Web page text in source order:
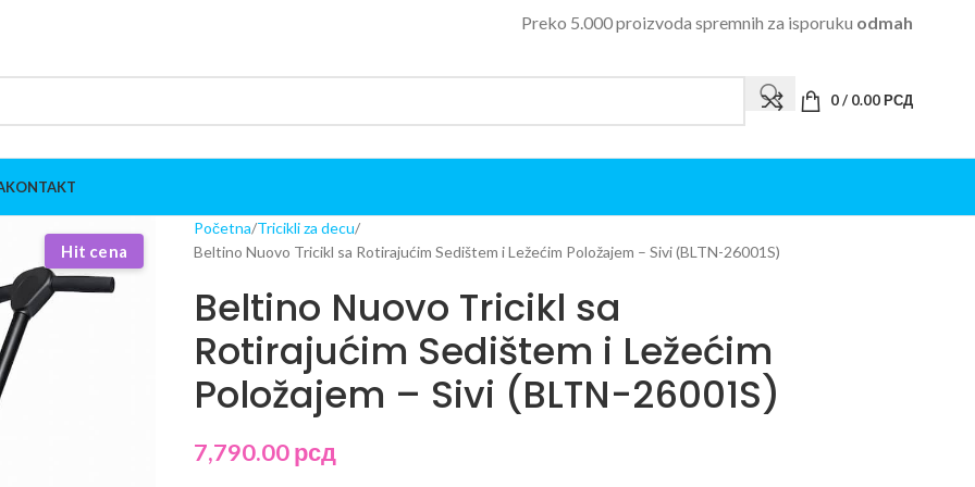
Preko 5.000 proizvoda spremnih za isporuku odmah
0/ 0.00РСД
KONTAKT
Hit cena
Početna Tricikli za decu
Beltino Nuovo Tricikl sa Rotirajućim Sedištem i Ležećim Položajem – Sivi (BLTN-26001S)
Beltino Nuovo Tricikl sa
Rotirajućim Sedištem i Ležećim
Položajem – Sivi (BLTN-26001S)
7,790.00рсд